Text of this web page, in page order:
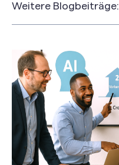
Weitere Blogbeiträge: